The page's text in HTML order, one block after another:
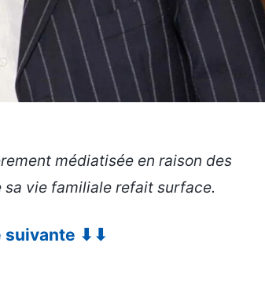
médiatisée en raison des
vie familiale refait surface.
suivante ⬇⬇